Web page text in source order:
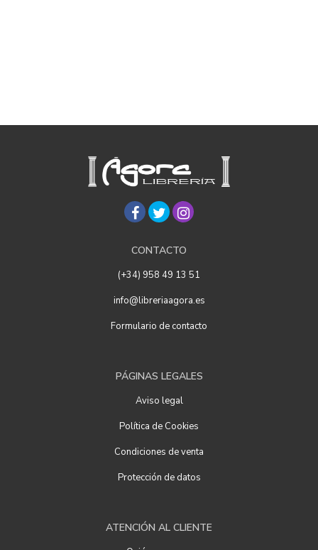
CONTACTO
(+34) 958 49 13 51
info@libreriaagora.es
Formulario de contacto
PÁGINAS LEGALES
Aviso legal
Política de Cookies
Condiciones de venta
Protección de datos
ATENCIÓN AL CLIENTE